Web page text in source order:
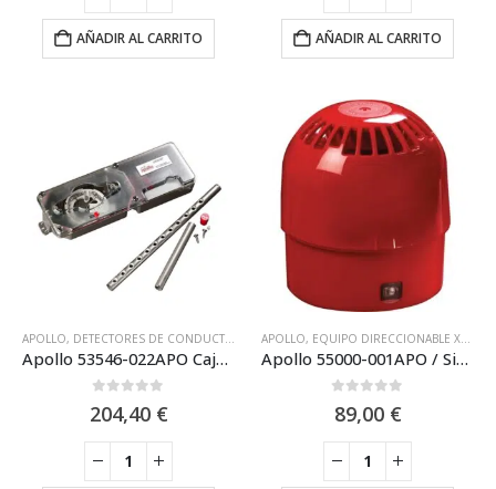
AÑADIR AL CARRITO AÑADIR AL CARRITO
APOLLO, DETECTORES DE CONDUCTO EQUIPO DIRECCIONABLE XP95 APOLLO,
Apollo 53546-022APO Caja Detector Humos Conducto XP95
204,40 €
APOLLO, EQUIPO DIRECCIONABLE XP95 APOLLO
Apollo 55000-001APO / Sirena Analógica de lazo Apollo XP95 IP65 con Zócalo
89,00 €